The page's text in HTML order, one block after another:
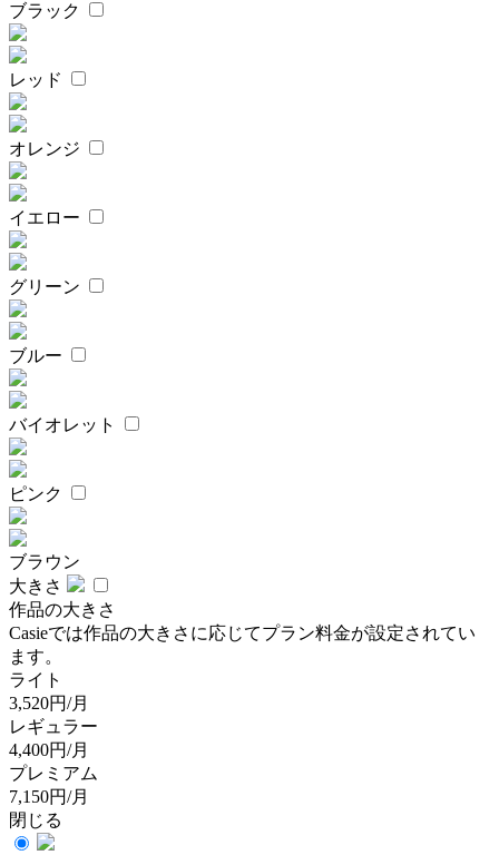
ブラック
レッド
オレンジ
イエロー
グリーン
ブルー
バイオレット
ピンク
ブラウン
大きさ
作品の大きさ
Casieでは作品の大きさに応じてプラン料金が設定されてい
ます。
ライト
3,520円/月
レギュラー
4,400円/月
プレミアム
7,150円/月
閉じる